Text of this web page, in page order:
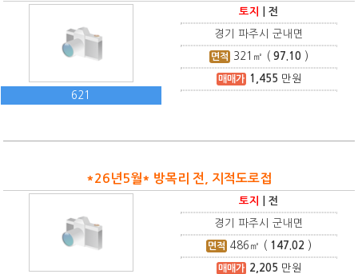
621
토지 |전
경기 파주시 군내면
면적 321 ㎡ (97.10 )
매매가 1,455 만원
*26년5월* 방목리 전, 지적도로접
토지 |전
경기 파주시 군내면
면적 486 ㎡ ( 147.02 )
매매가 2,205 만원